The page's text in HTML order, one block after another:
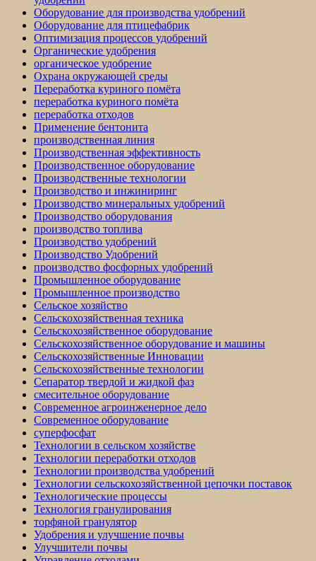
Оборудование для производства удобрений
Оборудование для птицефабрик
Оптимизация процессов удобрений
Органические удобрения
органическое удобрение
Охрана окружающей среды
Переработка куриного помёта
переработка куриного помёта
переработка отходов
Применение бентонита
производственная линия
Производственная эффективность
Производственное оборудование
Производственные технологии
Производство и инжиниринг
Производство минеральных удобрений
Производство оборудования
производство топлива
Производство удобрений
Производство Удобрений
производство фосфорных удобрений
Промышленное оборудование
Промышленное производство
Сельское хозяйство
Сельскохозяйственная техника
Сельскохозяйственное оборудование
Сельскохозяйственное оборудование и машины
Сельскохозяйственные Инновации
Сельскохозяйственные технологии
Сепаратор твердой и жидкой фаз
смесительное оборудование
Современное агроинженерное дело
Современное оборудование
суперфосфат
Технологии в сельском хозяйстве
Технологии переработки отходов
Технологии производства удобрений
Технологии сельскохозяйственной цепочки поставок
Технологические процессы
Технология гранулирования
торфяной гранулятор
Удобрения и улучшение почвы
Улучшители почвы